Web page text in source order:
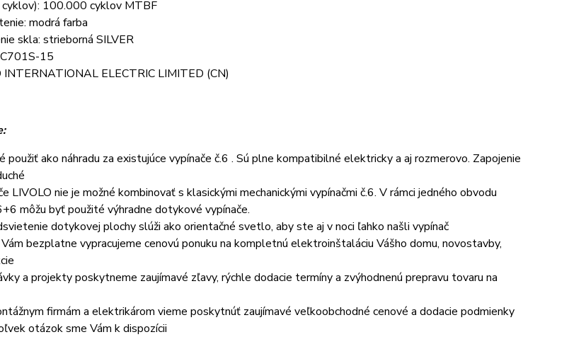
100.000 cyklov MTBF
modrá farba
skla: strieborná SILVER
15
INTERNATIONAL ELECTRIC LIMITED (CN)
použiť ako náhradu za existujúce vypínače č.6 . Sú plne kompatibilné elektricky a aj rozmerovo. Zapojenie
LIVOLO nie je možné kombinovať s klasickými mechanickými vypínačmi č.6. V rámci jedného obvodu
môžu byť použité výhradne dotykové vypínače.
dotykovej plochy slúži ako orientačné svetlo, aby ste aj v noci ľahko našli vypínač
bezplatne vypracujeme cenovú ponuku na kompletnú elektroinštaláciu Vášho domu, novostavby,
a projekty poskytneme zaujímavé zľavy, rýchle dodacie termíny a zvýhodnenú prepravu tovaru na
firmám a elektrikárom vieme poskytnúť zaujímavé veľkoobchodné cenové a dodacie podmienky
otázok sme Vám k dispozícii